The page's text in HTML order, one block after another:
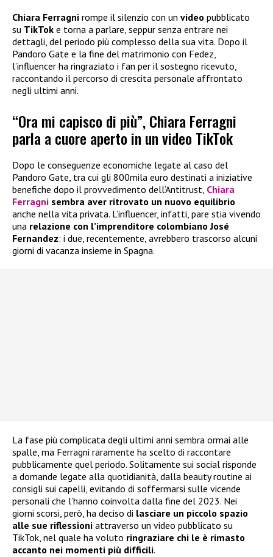
Chiara Ferragni rompe il silenzio con un video pubblicato
su TikTok e torna a parlare, seppur senza entrare nei
dettagli, del periodo più complesso della sua vita. Dopo il
Pandoro Gate e la fine del matrimonio con Fedez,
l’influencer ha ringraziato i fan per il sostegno ricevuto,
raccontando il percorso di crescita personale affrontato
negli ultimi anni.
“Ora mi capisco di più”, Chiara Ferragni
parla a cuore aperto in un video TikTok
Dopo le conseguenze economiche legate al caso del
Pandoro Gate, tra cui gli 800mila euro destinati a iniziative
benefiche dopo il provvedimento dell’Antitrust, Chiara
Ferragni sembra aver ritrovato un nuovo equilibrio
anche nella vita privata. L’influencer, infatti, pare stia vivendo
una relazione con l’imprenditore colombiano José
Fernandez: i due, recentemente, avrebbero trascorso alcuni
giorni di vacanza insieme in Spagna.
La fase più complicata degli ultimi anni sembra ormai alle
spalle, ma Ferragni raramente ha scelto di raccontare
pubblicamente quel periodo. Solitamente sui social risponde
a domande legate alla quotidianità, dalla beauty routine ai
consigli sui capelli, evitando di soffermarsi sulle vicende
personali che l’hanno coinvolta dalla fine del 2023. Nei
giorni scorsi, però, ha deciso di lasciare un piccolo spazio
alle sue riflessioni attraverso un video pubblicato su
TikTok, nel quale ha voluto ringraziare chi le è rimasto
accanto nei momenti più difficili.